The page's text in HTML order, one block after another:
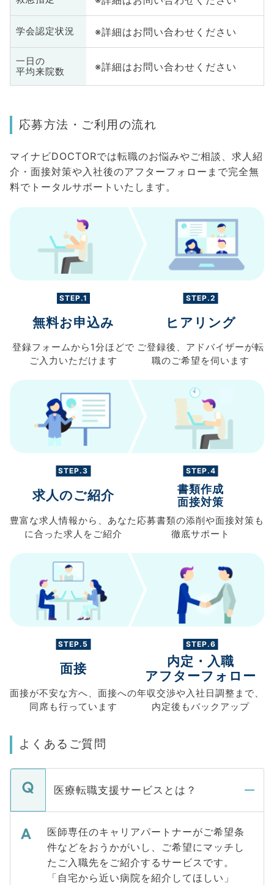
学会認定状況 ※詳細はお問い合わせください
一日の
平均来院数
※詳細はお問い合わせください
応募方法・ご利用の流れ
マイナビDOCTORでは転職のお悩みやご相談、求人紹
介・面接対策や入社後のアフターフォローまで完全無
料でトータルサポートいたします。
STEP.1
無料お申込み
登録フォームから 1分ほどで
ご入力 いただけます
STEP.2
ヒアリング
ご登録後、 アドバイザーが転
職のご希望を伺います
STEP.3
求人のご紹介
豊富な求人情報から、 あなた
に合った求人を ご紹介
STEP.4
書類作成
面接対策
応募書類の添削や面接対策も
徹底サポート
STEP.5
面接
面接が不安な方へ、 面接への
同席も行っています
STEP.6
内定・入職
アフターフォロー
年収交渉や入社日調整まで、
内定後もバックアップ
よくあるご質問
医療転職支援サービスとは？
医師専任のキャリアパートナーがご希望条
件などをおうかがいし、ご希望にマッチし
たご入職先をご紹介するサービスです。
「自宅から近い病院を紹介してほしい」